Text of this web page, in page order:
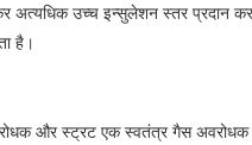
अत्यधिक उच्च इन्सुलेशन स्तर प्रदान
है।
और स्ट्रट एक स्वतंत्र गैस